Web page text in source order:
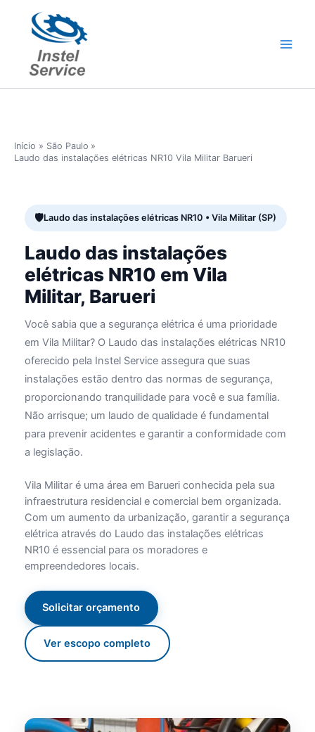
conteúdo
Início
São Paulo
Laudo das instalações elétricas NR10 Vila Militar Barueri
Laudo das instalações elétricas NR10 • Vila Militar (SP)
Laudo das instalações
elétricas NR10 em Vila
Militar, Barueri
Você sabia que a segurança elétrica é uma prioridade
em Vila Militar? O Laudo das instalações elétricas NR10
oferecido pela Instel Service assegura que suas
instalações estão dentro das normas de segurança,
proporcionando tranquilidade para você e sua família.
Não arrisque; um laudo de qualidade é fundamental
para prevenir acidentes e garantir a conformidade com
a legislação.
Vila Militar é uma área em Barueri conhecida pela sua
infraestrutura residencial e comercial bem organizada.
Com um aumento da urbanização, garantir a segurança
elétrica através do Laudo das instalações elétricas
NR10 é essencial para os moradores e
empreendedores locais.
Solicitar orçamento
Ver escopo completo